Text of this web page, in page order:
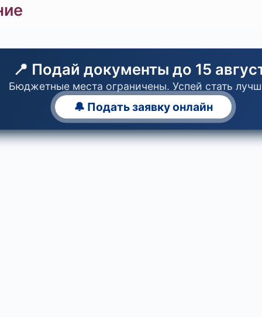
📍 Подай документы до 15
Бюджетные места ограничены. Успей стать
🔔 Подать заявку онлайн